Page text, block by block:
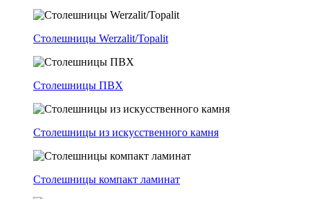
Столешницы Werzalit/Topalit
Столешницы ПВХ
Столешницы из искусственного камня
Столешницы компакт ламинат